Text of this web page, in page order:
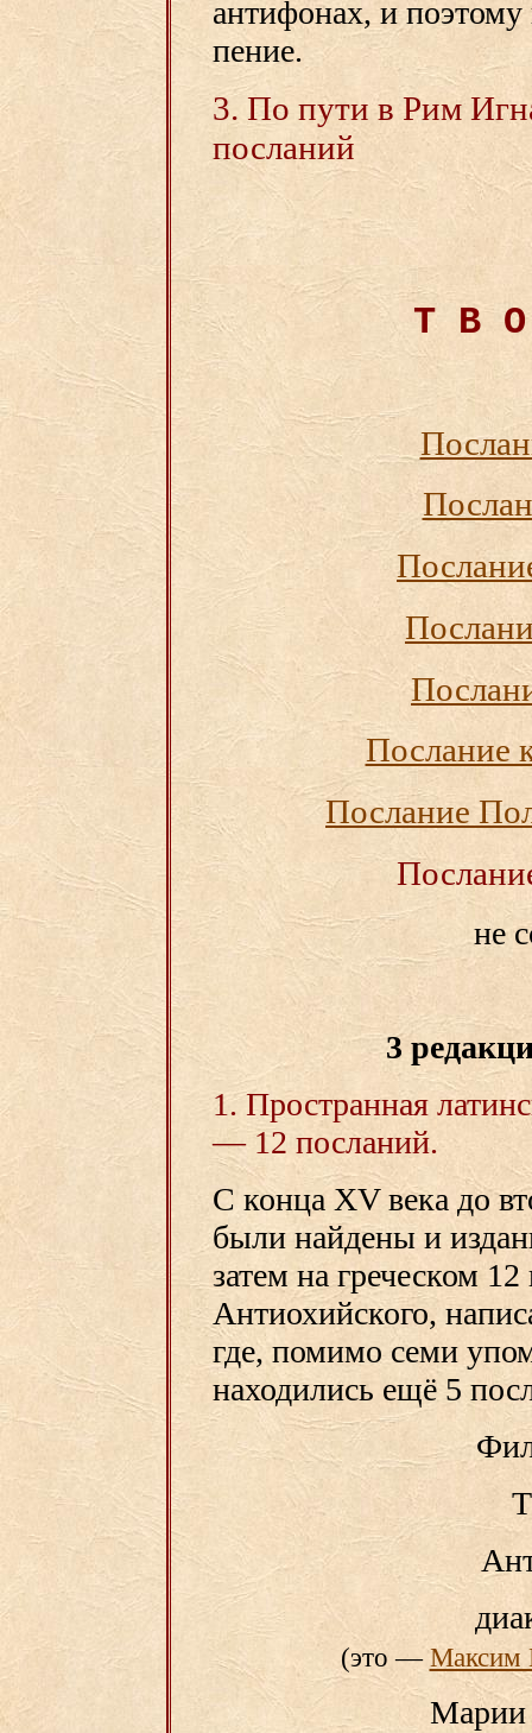
антифонах, и
пение.
3. По пути в Рим
посланий
Т В
Послание
Послание
не
3
1. Пространная
— 12 посланий.
С конца XV века до
были найдены и
затем на греческом
Антиохийского,
где, помимо семи
находились ещё 5
(это —Максим
Марии